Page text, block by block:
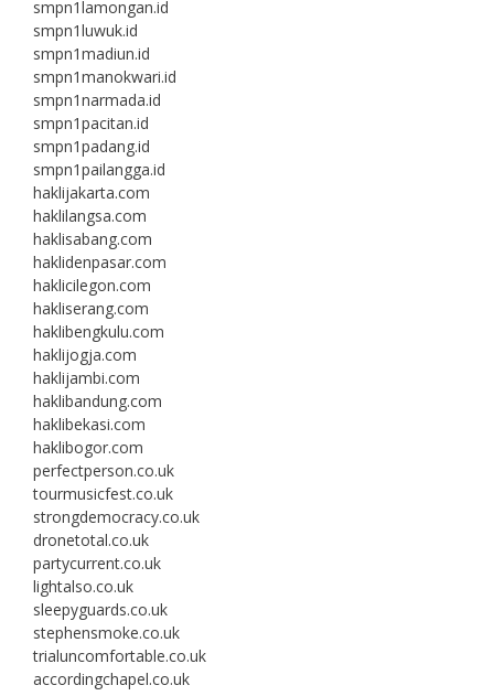
smpn1lamongan.id
smpn1luwuk.id
smpn1madiun.id
smpn1manokwari.id
smpn1narmada.id
smpn1pacitan.id
smpn1padang.id
smpn1pailangga.id
haklijakarta.com
haklilangsa.com
haklisabang.com
haklidenpasar.com
haklicilegon.com
hakliserang.com
haklibengkulu.com
haklijogja.com
haklijambi.com
haklibandung.com
haklibekasi.com
haklibogor.com
perfectperson.co.uk
tourmusicfest.co.uk
strongdemocracy.co.uk
dronetotal.co.uk
partycurrent.co.uk
lightalso.co.uk
sleepyguards.co.uk
stephensmoke.co.uk
trialuncomfortable.co.uk
accordingchapel.co.uk